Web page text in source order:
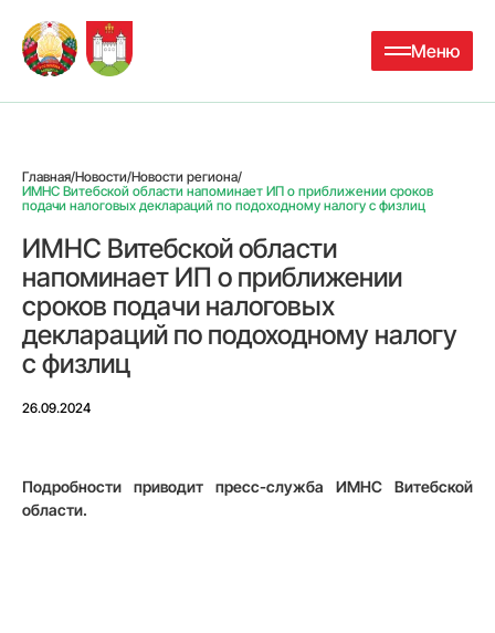
Меню
Главная/Новости/Новости региона/
ИМНС Витебской области напоминает ИП о приближении сроков
подачи налоговых деклараций по подоходному налогу с физлиц
ИМНС Витебской области
напоминает ИП о приближении
сроков подачи налоговых
деклараций по подоходному налогу
с физлиц
26.09.2024
Подробности приводит пресс-служба ИМНС Витебской
области.